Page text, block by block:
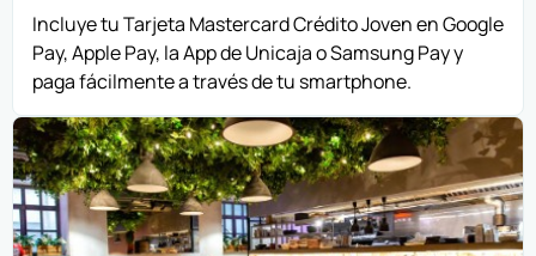
Incluye tu Tarjeta Mastercard Crédito Joven en Google
Pay, Apple Pay, la App de Unicaja o Samsung Pay y
paga fácilmente a través de tu smartphone.